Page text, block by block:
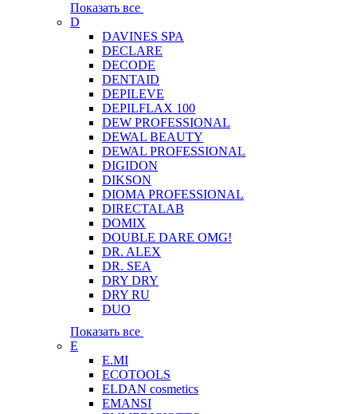
Показать все
D
DAVINES SPA
DECLARE
DECODE
DENTAID
DEPILEVE
DEPILFLAX 100
DEW PROFESSIONAL
DEWAL BEAUTY
DEWAL PROFESSIONAL
DIGIDON
DIKSON
DIOMA PROFESSIONAL
DIRECTALAB
DOMIX
DOUBLE DARE OMG!
DR. ALEX
DR. SEA
DRY DRY
DRY RU
DUO
Показать все
E
E.MI
ECOTOOLS
ELDAN cosmetics
EMANSI